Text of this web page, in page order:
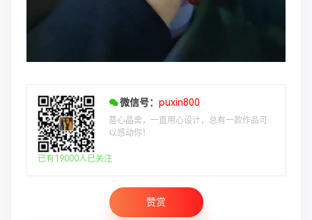
微信号： puxin800
菩心晶舍，一直用心设计，总有一款作品可
以感动你！
已有19000人已关注
赞赏